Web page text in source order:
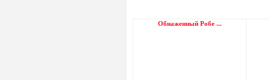
Обнаженный Робе ...